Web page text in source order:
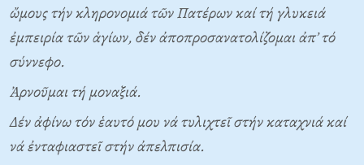
ὤμους τήν κληρονομιά τῶν Πατέρων καί τή γλυκειά
ἐμπειρία τῶν ἁγίων, δέν ἀποπροσανατολίζομαι ἀπ’ τό
σύννεφο.
Ἀρνοῦμαι τή μοναξιά.
Δέν ἀφίνω τόν ἑαυτό μου νά τυλιχτεῖ στήν καταχνιά καί
νά ἐνταφιαστεῖ στήν ἀπελπισία.